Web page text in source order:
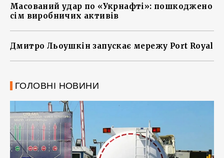
Масований удар по «Укрнафті»: пошкоджено
сім виробничих активів
Дмитро Льоушкін запускає мережу Port Royal
ГОЛОВНІ НОВИНИ